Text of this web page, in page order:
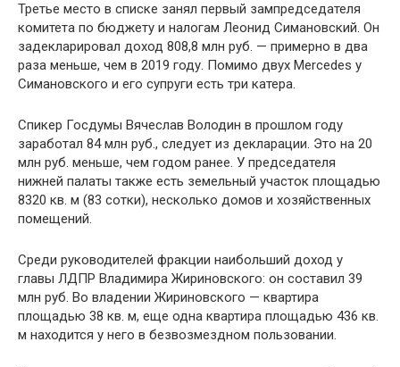
Третье место в списке занял первый зампредседателя
комитета по бюджету и налогам Леонид Симановский. Он
задекларировал доход 808,8 млн руб. — примерно в два
раза меньше, чем в 2019 году. Помимо двух Mercedes у
Симановского и его супруги есть три катера.
Спикер Госдумы Вячеслав Володин в прошлом году
заработал 84 млн руб., следует из декларации. Это на 20
млн руб. меньше, чем годом ранее. У председателя
нижней палаты также есть земельный участок площадью
8320 кв. м (83 сотки), несколько домов и хозяйственных
помещений.
Среди руководителей фракции наибольший доход у
главы ЛДПР Владимира Жириновского: он составил 39
млн руб. Во владении Жириновского — квартира
площадью 38 кв. м, еще одна квартира площадью 436 кв.
м находится у него в безвозмездном пользовании.